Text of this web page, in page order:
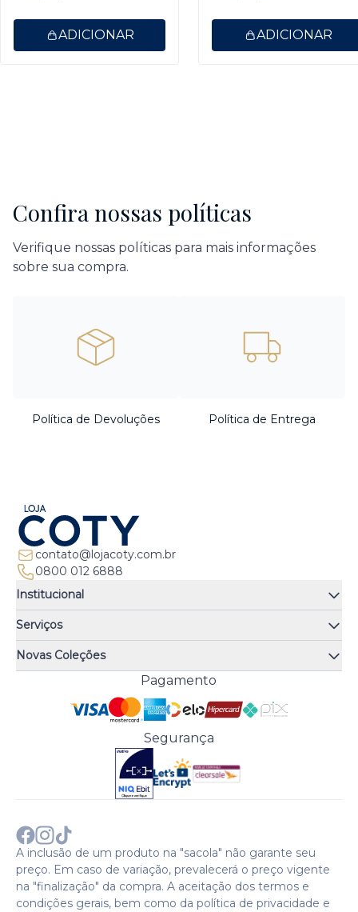
ADICIONAR ADICIONAR
Confira nossas políticas
Verifique nossas políticas para mais informações
sobre sua compra.
Política de Devoluções Política de Entrega
contato@lojacoty.com.br
0800 012 6888
Institucional
Quem somos
Quiz de fragrâncias
Trocas e Devoluções
Troque Fácil
Perguntas Frequentes
Política de Pagamento
Política de Entrega
Política de Privacidade
Comprar com CNPJ?
Sobre a COTY no mundo
Serviços
Atendimento
Meus Pedidos
Trabalhe Conosco
Preferências de Cookies
Novas Coleções
Cenoura & Bronze
Pagamento
Segurança
A inclusão de um produto na "sacola" não garante seu
preço. Em caso de variação, prevalecerá o preço vigente
na "finalização" da compra. A aceitação dos termos e
condições gerais, bem como da política de privacidade e